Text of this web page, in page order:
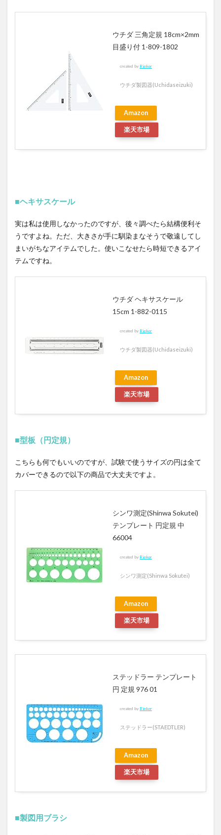
ウチダ 三角定規 18cm×2mm
目盛り付 1-809-1802
created by Rinker
ウチダ製図器(Uchidaseizuki)
Amazon
楽天市場
■ヘキサスケール
実は私は使用しなかったのですが、後々調べたら結構便利そ
うですよね。ただ、大きさが手に馴染まなそうで敬遠してし
まいがちなアイテムでした。使いこなせたら時短できるアイ
テムですね。
ウチダ ヘキサスケール
15cm 1-882-0115
created by Rinker
ウチダ製図器(Uchidaseizuki)
Amazon
楽天市場
■型板（円定規）
こちらも何でもいいのですが、試験で使うサイズの円は全て
カバーできるので以下の商品で大丈夫ですよ。
シンワ測定(Shinwa Sokutei)
テンプレート 円定規 中
66004
created by Rinker
シンワ測定(Shinwa Sokutei)
Amazon
楽天市場
ステッドラー テンプレート
円 定規 976 01
created by Rinker
ステッドラー(STAEDTLER)
Amazon
楽天市場
■製図用ブラシ